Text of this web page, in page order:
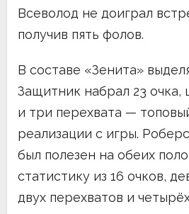
Всеволод не доиграл
получив пять фолов.
В составе «Зенита»
Защитник набрал 23 очка,
и три перехвата —
реализации с игры.
был полезен на обеих
статистику из 16 очков,
двух перехватов и